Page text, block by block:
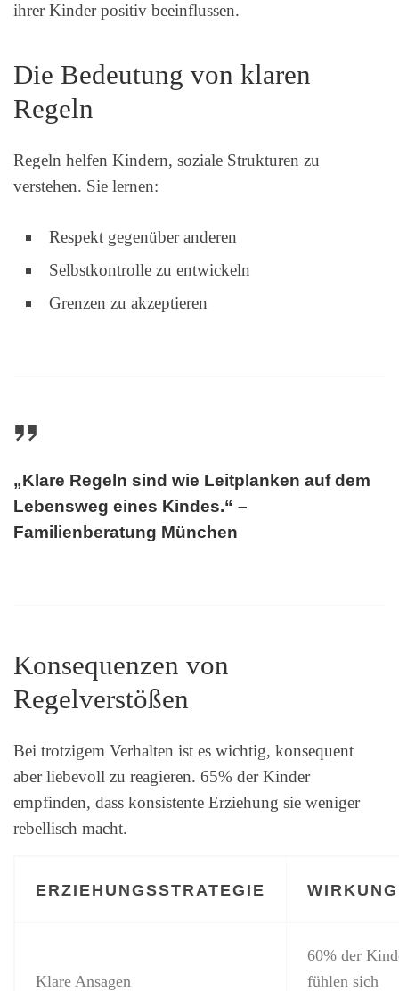
ihrer Kinder positiv beeinflussen.
Die Bedeutung von klaren
Regeln
Regeln helfen Kindern, soziale Strukturen zu
verstehen. Sie lernen:
Respekt gegenüber anderen
Selbstkontrolle zu entwickeln
Grenzen zu akzeptieren
„Klare Regeln sind wie Leitplanken auf dem
Lebensweg eines Kindes.“ –
Familienberatung München
Konsequenzen von
Regelverstößen
Bei trotzigem Verhalten ist es wichtig, konsequent
aber liebevoll zu reagieren. 65% der Kinder
empfinden, dass konsistente Erziehung sie weniger
rebellisch macht.
ERZIEHUNGSSTRATEGIE WIRKUNG
Klare Ansagen
60% der
fühlen sich